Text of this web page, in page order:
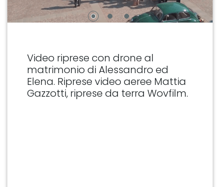
Video riprese con drone al
matrimonio di Alessandro ed
Elena. Riprese video aeree Mattia
Gazzotti, riprese da terra Wovfilm.